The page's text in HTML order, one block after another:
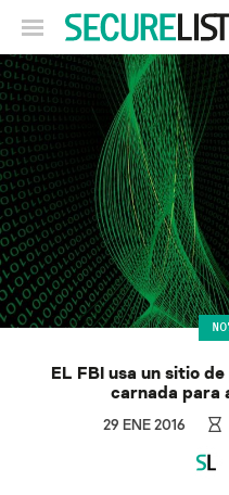
EL FBI usa un sitio
carnada para
29 ENE 2016